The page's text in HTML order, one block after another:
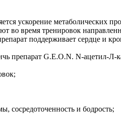
ускорение метаболических
во время тренировок
поддерживает сердце и
препарат G.E.O.N. N-ацетил-Л-
сосредоточенность и бодрость;